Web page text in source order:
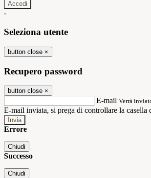
-
Seleziona utente
button close ×
Recupero password
button close ×
E-mail Verrà
E-mail inviata, si prega di controllare la casella
Errore
Chiudi
Successo
Chiudi